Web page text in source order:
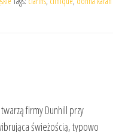
firmy Dunhill przy
świeżością, typowo